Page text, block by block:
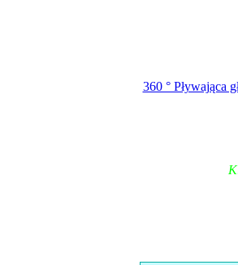
360 ° Pływająca